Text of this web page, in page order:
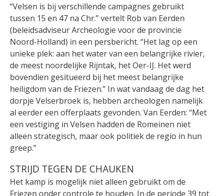
“Velsen is bij verschillende campagnes gebruikt
tussen 15 en 47 na Chr.” vertelt Rob van Eerden
(beleidsadviseur Archeologie voor de provincie
Noord-Holland) in een persbericht. “Het lag op een
unieke plek: aan het water van een belangrijke rivier,
de meest noordelijke Rijntak, het Oer-IJ. Het werd
bovendien gesitueerd bij het meest belangrijke
heiligdom van de Friezen.” In wat vandaag de dag het
dorpje Velserbroek is, hebben archeologen namelijk
al eerder een offerplaats gevonden. Van Eerden: “Met
een vestiging in Velsen hadden de Romeinen niet
alleen strategisch, maar ook politiek de regio in hun
greep.”
STRIJD TEGEN DE CHAUKEN
Het kamp is mogelijk niet alleen gebruikt om de
Friezen onder controle te houden. In de periode 39 tot